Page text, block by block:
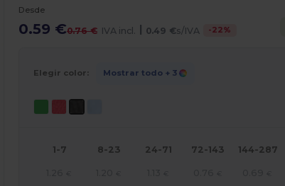
Desde
0.59 €0.76 € IVA incl. | 0.49 €s/IVA -22%
Elegir color: Mostrar todo + 3
1-7 8-23 24-71 72-143 144-287